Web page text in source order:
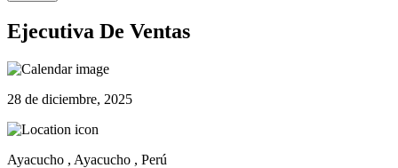
Ejecutiva De Ventas
28 de diciembre, 2025
Ayacucho , Ayacucho , Perú